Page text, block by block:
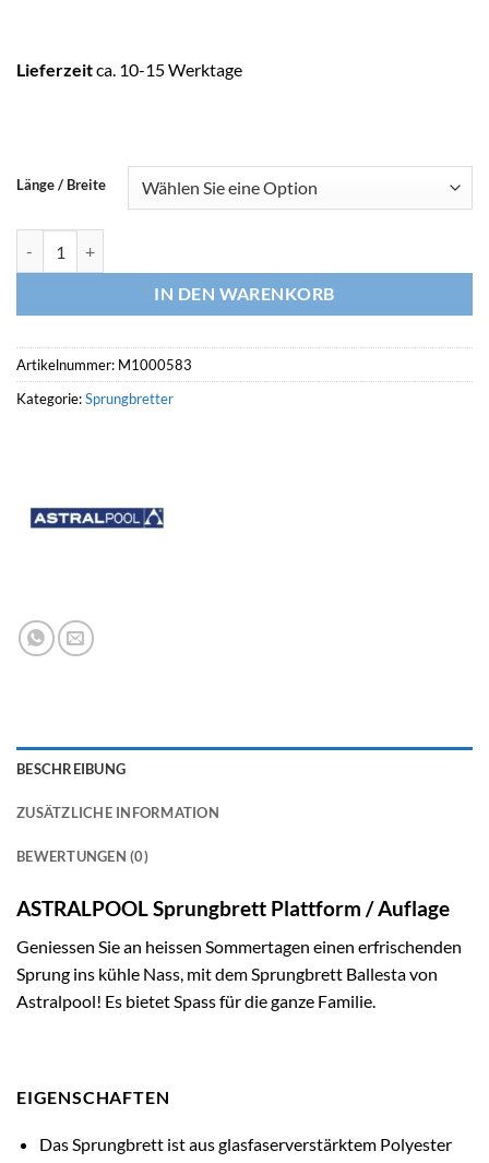
Lieferzeitca. 10-15 Werktage
Länge / Breite
IN DEN WARENKORB
Artikelnummer: M1000583
Kategorie:Sprungbretter
BESCHREIBUNG
ZUSÄTZLICHE INFORMATION
BEWERTUNGEN (0)
ASTRALPOOL Sprungbrett Plattform / Auflage
Geniessen Sie an heissen Sommertagen einen erfrischenden
Sprung ins kühle Nass, mit dem Sprungbrett Ballesta von
Astralpool! Es bietet Spass für die ganze Familie.
EIGENSCHAFTEN
Das Sprungbrett ist aus glasfaserverstärktem Polyester